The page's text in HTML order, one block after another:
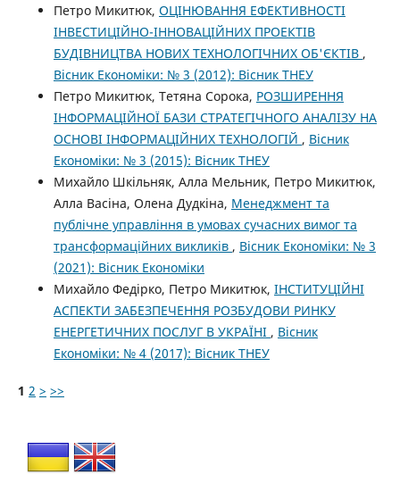
Петро Микитюк, ОЦІНЮВАННЯ ЕФЕКТИВНОСТІ
ІНВЕСТИЦІЙНО-ІННОВАЦІЙНИХ ПРОЕКТІВ
БУДІВНИЦТВА НОВИХ ТЕХНОЛОГІЧНИХ ОБ'ЄКТІВ ,
Вісник Економіки: № 3 (2012): Вісник ТНЕУ
Петро Микитюк, Тетяна Сорока, РОЗШИРЕННЯ
ІНФОРМАЦІЙНОЇ БАЗИ СТРАТЕГІЧНОГО АНАЛІЗУ НА
ОСНОВІ ІНФОРМАЦІЙНИХ ТЕХНОЛОГІЙ , Вісник
Економіки: № 3 (2015): Вісник ТНЕУ
Михайло Шкільняк, Алла Мельник, Петро Микитюк,
Алла Васіна, Олена Дудкіна, Менеджмент та
публічне управління в умовах сучасних вимог та
трансформаційних викликів , Вісник Економіки: № 3
(2021): Вісник Економіки
Михайло Федірко, Петро Микитюк, ІНСТИТУЦІЙНІ
АСПЕКТИ ЗАБЕЗПЕЧЕННЯ РОЗБУДОВИ РИНКУ
ЕНЕРГЕТИЧНИХ ПОСЛУГ В УКРАЇНІ , Вісник
Економіки: № 4 (2017): Вісник ТНЕУ
1 2 > >>